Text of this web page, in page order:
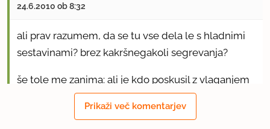
24.6.2010 ob 8:32
ali prav razumem, da se tu vse dela le s hladnimi
sestavinami? brez kakršnegakoli segrevanja?
še tole me zanima: ali je kdo poskusil z vlaganjem
brez dodanega sladkorja (bojim se namreč
sladikastega okusa kumaric)?
Prikaži več komentarjev